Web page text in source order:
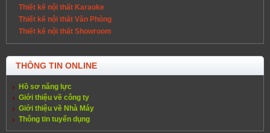
Thiết kế nội thất Karaoke
Thiết kế nội thất Văn Phòng
Thiết kế nội thất Showroom
THÔNG TIN ONLINE
Hồ sơ năng lực
Giới thiệu về công ty
Giới thiệu về Nhà Máy
Thông tin tuyển dụng